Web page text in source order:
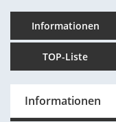
Informationen
TOP-Liste
Informationen